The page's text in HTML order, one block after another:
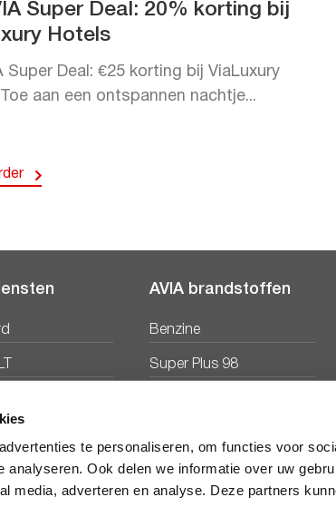
te personaliseren, om functies voor
analyseren. Ook delen we informatie over uw
media, adverteren en analyse. Deze partners
Super Deal: 20% korting bij
Hotels
Super Deal: €25 korting bij ViaLuxury
aan een ontspannen nachtje...
AVIA brandstoffen
Benzine
Super Plus 98